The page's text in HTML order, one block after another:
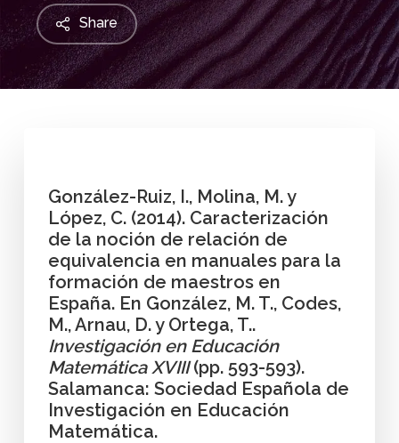
Share
González-Ruiz, I., Molina, M. y
López, C. (2014). Caracterización
de la noción de relación de
equivalencia en manuales para la
formación de maestros en
España. En González, M. T., Codes,
M., Arnau, D. y Ortega, T..
Investigación en Educación
Matemática XVIII(pp. 593-593).
Salamanca: Sociedad Española de
Investigación en Educación
Matemática.